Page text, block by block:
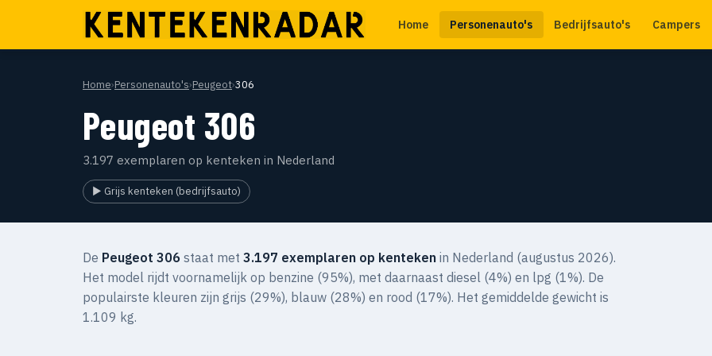
Home Personenauto's Bedrijfsauto's Campers
Home›Personenauto's›Peugeot›306
Peugeot 306
3.197 exemplaren op kenteken in Nederland
▶ Grijs kenteken (bedrijfsauto)
De Peugeot 306 staat met 3.197 exemplaren op kenteken in Nederland (augustus 2026).
Het model rijdt voornamelijk op benzine (95%), met daarnaast diesel (4%) en lpg (1%). De
populairste kleuren zijn grijs (29%), blauw (28%) en rood (17%). Het gemiddelde gewicht is
1.109 kg.